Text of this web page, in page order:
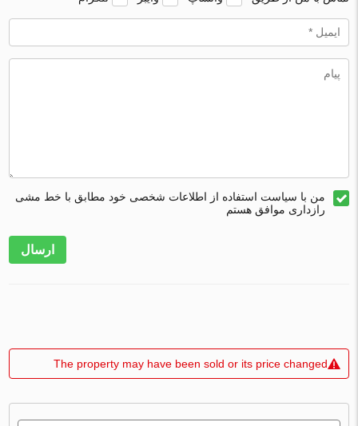
من با سیاست استفاده از اطلاعات شخصی خود مطابق با خط مشی
رازداری موافق هستم
ارسال
The property may have been sold or its price changed